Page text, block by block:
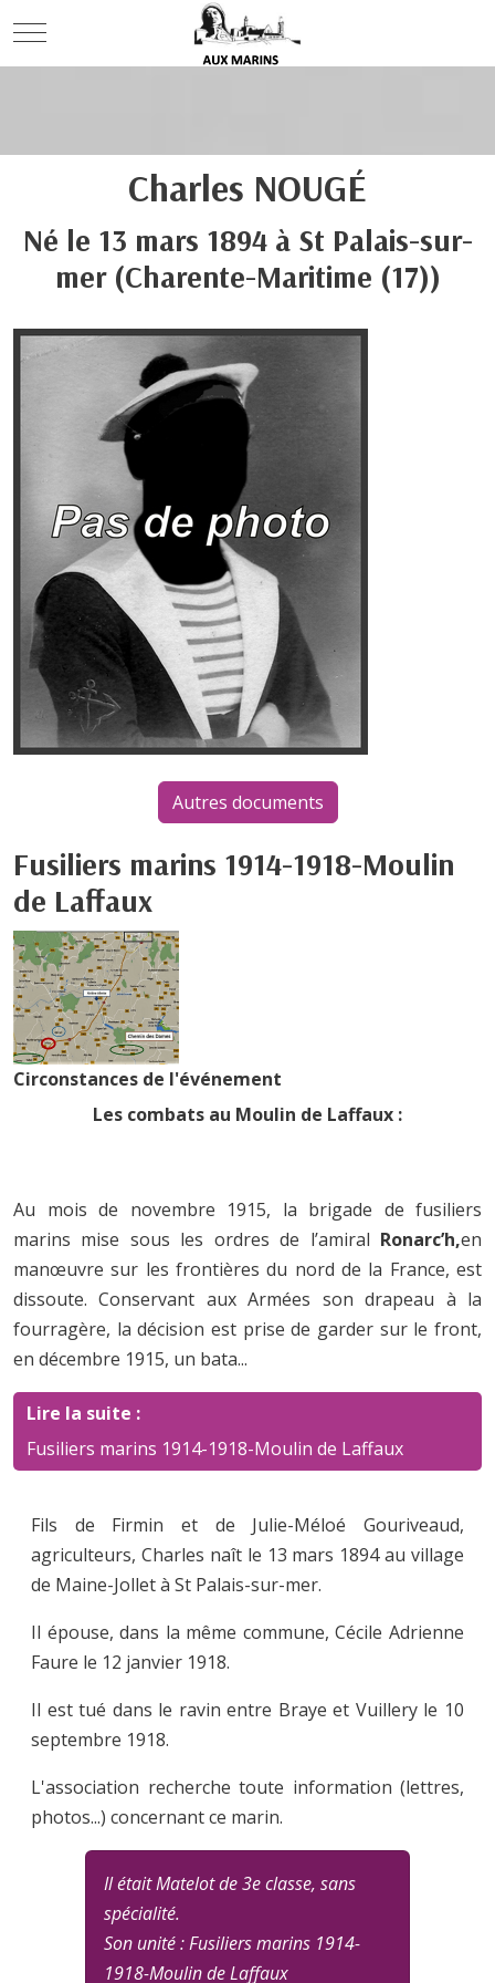
Mobile Menu Toggle
Charles NOUGÉ
Né le 13 mars 1894à St Palais-sur-
mer (Charente-Maritime (17))
Autres documents
Fusiliers marins 1914-1918-Moulin
de Laffaux
Circonstances de l'événement
Les combats au Moulin de Laffaux :
Au mois de novembre 1915, la brigade de fusiliers
marins mise sous les ordres de l’amiral Ronarc’h,en
manœuvre sur les frontières du nord de la France, est
dissoute. Conservant aux Armées son drapeau à la
fourragère, la décision est prise de garder sur le front,
en décembre 1915, un bata...
Lire la suite :
Fusiliers marins 1914-1918-Moulin de Laffaux
Fils de Firmin et de Julie-Méloé Gouriveaud,
agriculteurs, Charles naît le 13 mars 1894 au village
de Maine-Jollet à St Palais-sur-mer.
Il épouse, dans la même commune, Cécile Adrienne
Faure le 12 janvier 1918.
Il est tué dans le ravin entre Braye et Vuillery le 10
septembre 1918.
L'association recherche toute information (lettres,
photos...) concernant ce marin.
Il était Matelot de 3e classe, sans
spécialité.
Son unité : Fusiliers marins 1914-
1918-Moulin de Laffaux